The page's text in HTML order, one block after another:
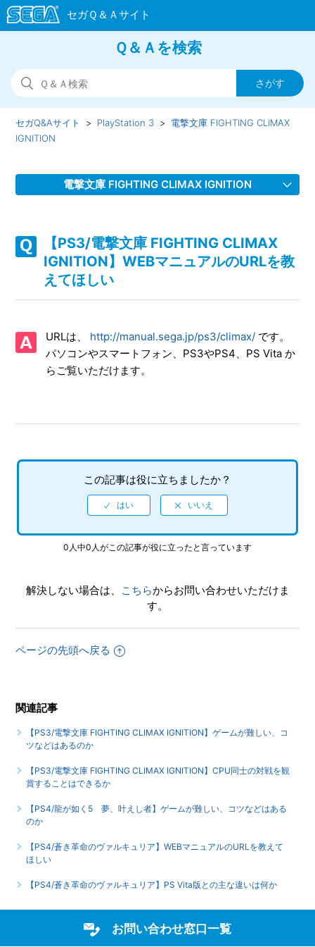
Ｑ＆Ａを検索
セガQ&Aサイト PlayStation 3
電撃文庫 FIGHTING CLIMAX
IGNITION
電撃文庫 FIGHTING CLIMAX IGNITION
ュアルのURLを教えてほしい
【PS3/電撃文庫 FIGHTING CLIMAX IGNITION】ゲームが難
しい、コツなどはあるのか
対戦を観賞することはできるか
【PS3/電撃文庫 FIGHTING CLIMAX IGNITION】難易度設定
ットプレイ対応しているのか
【PS3/電撃文庫 FIGHTING CLIMAX IGNITION】機種ごとの
違いを教えてほしい
【PS3/電撃文庫 FIGHTING CLIMAX
IGNITION】WEBマニュアルのURLを教
えてほしい
URLは、 http://manual.sega.jp/ps3/climax/ です。
パソコンやスマートフォン、PS3やPS4、PS Vita か
らご覧いただけます。
この記事は役に立ちましたか？
0人中0人がこの記事が役に立ったと言っています
解決しない場合は、 こちらからお問い合わせいただけま
す。
ページの先頭へ戻る
関連記事
【PS3/電撃文庫 FIGHTING CLIMAX IGNITION】ゲームが難しい、コ
ツなどはあるのか
【PS3/電撃文庫 FIGHTING CLIMAX IGNITION】CPU同士の対戦を観
賞することはできるか
【PS4/龍が如く5 夢、叶えし者】ゲームが難しい、コツなどはある
のか
【PS4/蒼き革命のヴァルキュリア】WEBマニュアルのURLを教えて
ほしい
【PS4/蒼き革命のヴァルキュリア】PS Vita版との主な違いは何か
お問い合わせ窓口一覧